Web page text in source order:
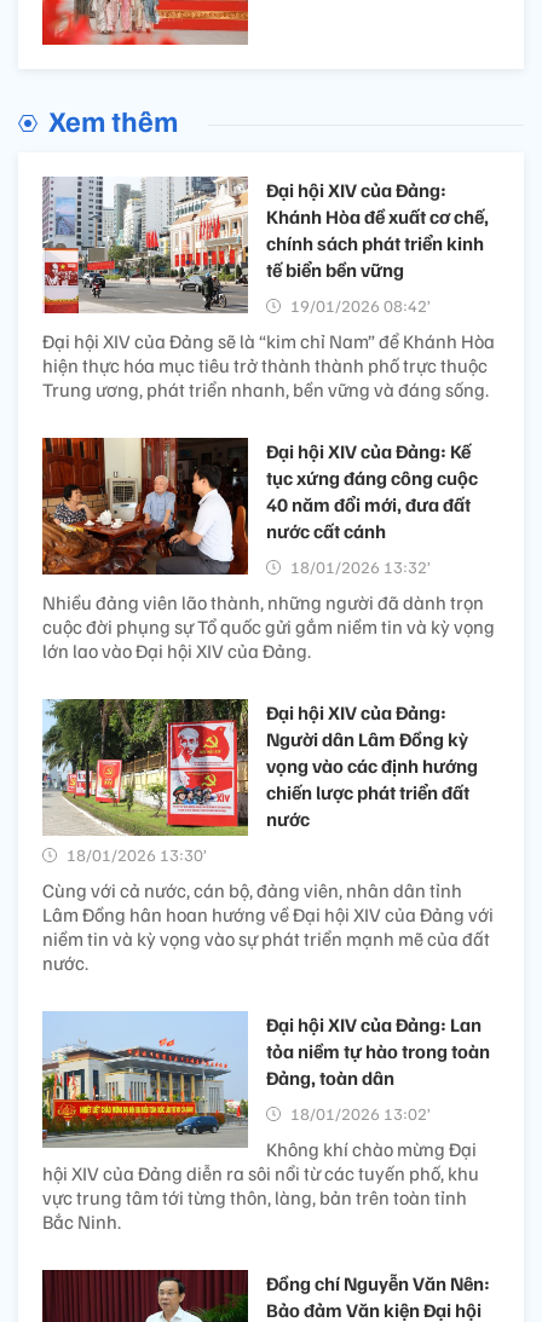
Xem thêm
Đại hội XIV của Đảng:
Khánh Hòa đề xuất cơ chế,
chính sách phát triển kinh
tế biển bền vững
19/01/2026 08:42’
Đại hội XIV của Đảng sẽ là “kim chỉ Nam” để Khánh Hòa
hiện thực hóa mục tiêu trở thành thành phố trực thuộc
Trung ương, phát triển nhanh, bền vững và đáng sống.
Đại hội XIV của Đảng: Kế
tục xứng đáng công cuộc
40 năm đổi mới, đưa đất
nước cất cánh
18/01/2026 13:32’
Nhiều đảng viên lão thành, những người đã dành trọn
cuộc đời phụng sự Tổ quốc gửi gắm niềm tin và kỳ vọng
lớn lao vào Đại hội XIV của Đảng.
Đại hội XIV của Đảng:
Người dân Lâm Đồng kỳ
vọng vào các định hướng
chiến lược phát triển đất
nước
18/01/2026 13:30’
Cùng với cả nước, cán bộ, đảng viên, nhân dân tỉnh
Lâm Đồng hân hoan hướng về Đại hội XIV của Đảng với
niềm tin và kỳ vọng vào sự phát triển mạnh mẽ của đất
nước.
Đại hội XIV của Đảng: Lan
tỏa niềm tự hào trong toàn
Đảng, toàn dân
18/01/2026 13:02’
Không khí chào mừng Đại
hội XIV của Đảng diễn ra sôi nổi từ các tuyến phố, khu
vực trung tâm tới từng thôn, làng, bản trên toàn tỉnh
Bắc Ninh.
Đồng chí Nguyễn Văn Nên:
Bảo đảm Văn kiện Đại hội